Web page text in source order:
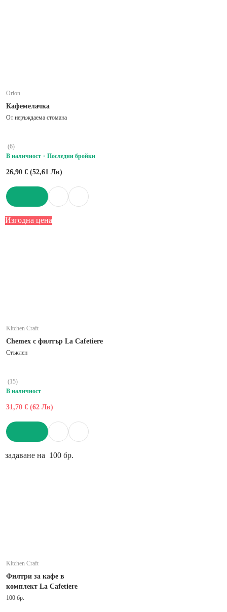
Orion
Кафемелачка
От неръждаема стомана
(6)
В наличност
Последни бройки
26,90 € (52,61 Лв)
Изгодна цена
Kitchen Craft
Chemex с филтър La Cafetiere
Стъклен
(15)
В наличност
31,70 € (62 Лв)
задаване на 100 бр.
Kitchen Craft
Филтри за кафе в
комплект La Cafetiere
100 бр.